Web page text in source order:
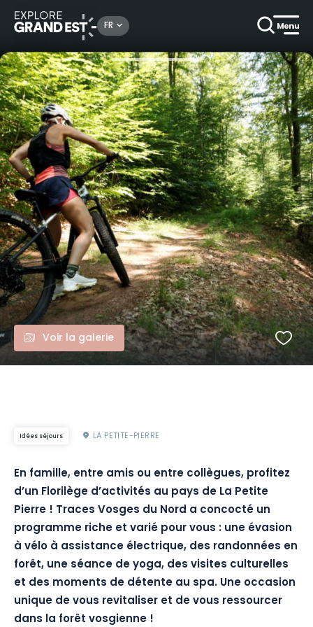
FR
Idées séjours Florilège d'activités au pays de la Petite Pierre
Voir la galerie
Idées séjours LA PETITE-PIERRE
En famille, entre amis ou entre collègues, profitez
d’un Florilège d’activités au pays de La Petite
Pierre ! Traces Vosges du Nord a concocté un
programme riche et varié pour vous : une évasion
à vélo à assistance électrique, des randonnées en
forêt, une séance de yoga, des visites culturelles
et des moments de détente au spa. Une occasion
unique de vous revitaliser et de vous ressourcer
dans la forêt vosgienne !